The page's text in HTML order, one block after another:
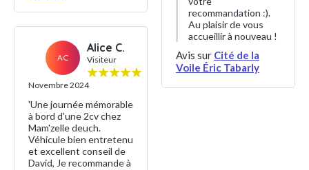
AC
Alice C.
Visiteur
Novembre 2024
'Une journée mémorable
à bord d'une 2cv chez
Mam'zelle deuch.
Véhicule bien entretenu
et excellent conseil de
David, Je recommande à
recommandation :).
Au plaisir de vous
accueillir à nouveau !
Avis sur Cité de la
Voile Éric Tabarly